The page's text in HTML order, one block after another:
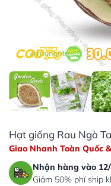
Hạt giống Rau Ngò
Giao Nhanh Toàn Quốc
Nhận hàng vào
Giảm 50% phí ship